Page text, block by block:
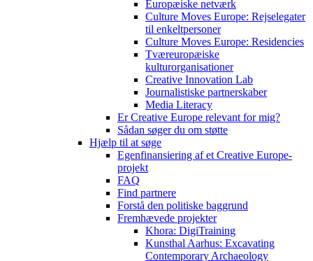
Europæiske netværk
Culture Moves Europe: Rejselegater
til enkeltpersoner
Culture Moves Europe: Residencies
Tværeuropæiske
kulturorganisationer
Creative Innovation Lab
Journalistiske partnerskaber
Media Literacy
Er Creative Europe relevant for mig?
Sådan søger du om støtte
Hjælp til at søge
Egenfinansiering af et Creative Europe-
projekt
FAQ
Find partnere
Forstå den politiske baggrund
Fremhævede projekter
Khora: DigiTraining
Kunsthal Aarhus: Excavating
Contemporary Archaeology